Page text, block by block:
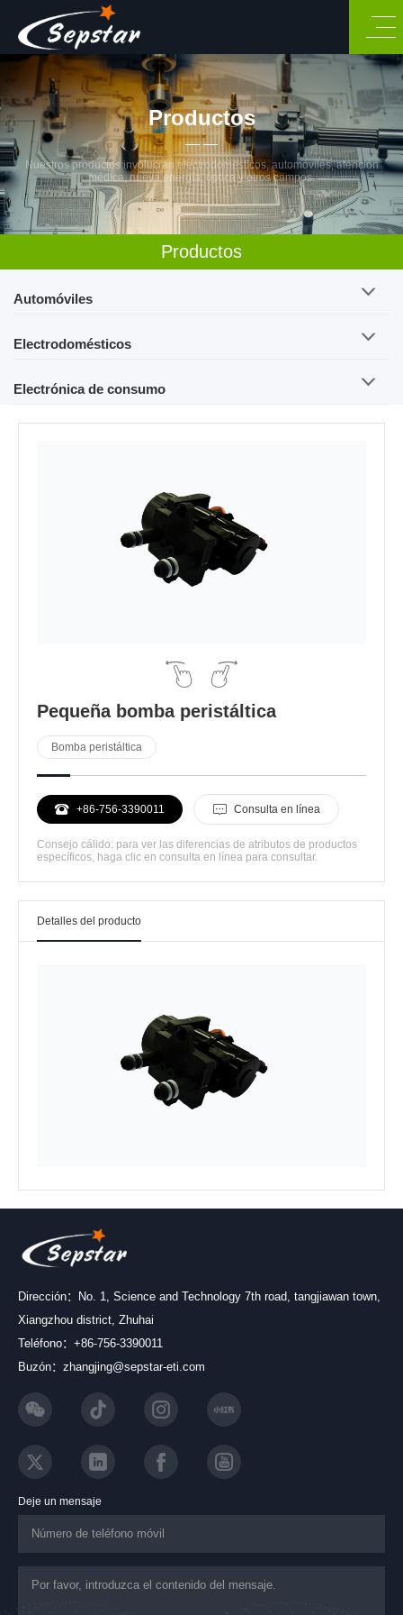
Productos
Nuestros productos involucran electrodomésticos, automóviles, atención
médica, nueva energía, óptica y otros campos.
Productos
Automóviles
Electrodomésticos
Electrónica de consumo
Pequeña bomba peristáltica
Bomba peristáltica
+86-756-3390011 Consulta en línea
Consejo cálido: para ver las diferencias de atributos de productos
específicos, haga clic en consulta en línea para consultar.
Detalles del producto
Dirección：No. 1, Science and Technology 7th road, tangjiawan town,
Xiangzhou district, Zhuhai
Teléfono：+86-756-3390011
Buzón：zhangjing@sepstar-eti.com
Deje un mensaje